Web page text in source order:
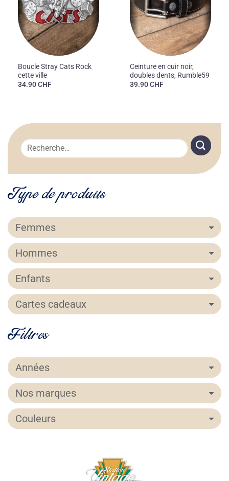
Boucle Stray Cats Rock
cette ville
34.90CHF
Ceinture en cuir noir,
doubles dents, Rumble59
39.90CHF
Recherche
pour :
Type de produits
Femmes
Hommes
Enfants
Cartes cadeaux
Filtres
Années
Nos marques
Couleurs